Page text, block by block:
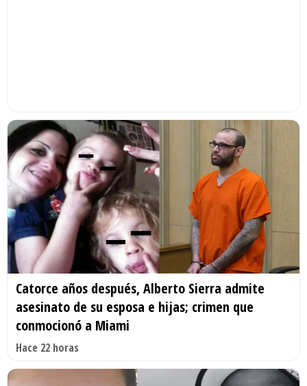
Catorce años después, Alberto Sierra admite
asesinato de su esposa e hijas; crimen que
conmocionó a Miami
Hace 22 horas